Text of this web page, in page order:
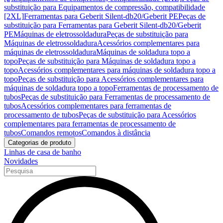
substituição para Equipamentos de compressão, compatibilidade
[2XL]Ferramentas para Geberit Silent-db20/Geberit PEPeças de
substituição para Ferramentas para Geberit Silent-db20/Geberit
PEMáquinas de eletrossoldaduraPeças de substituição para
Máquinas de eletrossoldaduraAcessórios complementares para
máquinas de eletrossoldaduraMáquinas de soldadura topo a
topoPeças de substituição para Máquinas de soldadura topo a
topoAcessórios complementares para máquinas de soldadura topo a
topoPeças de substituição para Acessórios complementares para
máquinas de soldadura topo a topoFerramentas de processamento de
tubosPeças de substituição para Ferramentas de processamento de
tubosAcessórios complementares para ferramentas de
processamento de tubosPeças de substituição para Acessórios
complementares para ferramentas de processamento de
tubosComandos remotosComandos à distância
Categorias de produto
Linhas de casa de banho
Novidades